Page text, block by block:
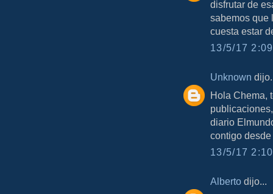
disfrutar de
sabemos que
cuesta estar
13/5/17
Unknown
Hola Chema,
diario
contigo
13/5/17
Alberto dijo...